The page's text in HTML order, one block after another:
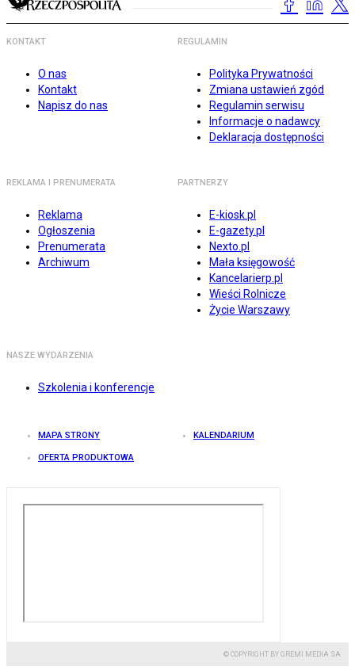
KONTAKT
O nas
Kontakt
Napisz do nas
REGULAMIN
Polityka Prywatności
Zmiana ustawień zgód
Regulamin serwisu
Informacje o nadawcy
Deklaracja dostępności
REKLAMA I PRENUMERATA
Reklama
Ogłoszenia
Prenumerata
Archiwum
PARTNERZY
E-kiosk.pl
E-gazety.pl
Nexto.pl
Mała księgowość
Kancelarierp.pl
Wieści Rolnicze
Życie Warszawy
NASZE WYDARZENIA
Szkolenia i konferencje
MAPA STRONY KALENDARIUM
OFERTA PRODUKTOWA
© COPYRIGHT BY GREMI MEDIA SA